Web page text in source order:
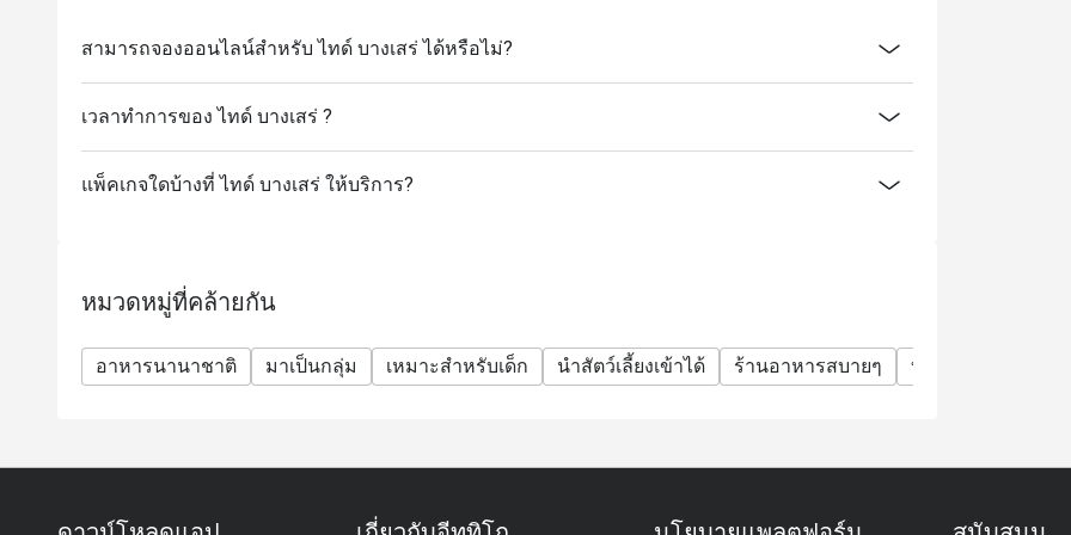
สามารถจองออนไลน์สำหรับ ไทด์ บางเสร่ ได้หรือไม่?
เวลาทำการของ ไทด์ บางเสร่ ?
แพ็คเกจใดบ้างที่ ไทด์ บางเสร่ ให้บริการ?
หมวดหมู่ที่คล้ายกัน
อาหารนานาชาติ มาเป็นกลุ่ม เหมาะสำหรับเด็ก นำสัตว์เลี้ยงเข้าได้ ร้านอาหารสบายๆ บาร์